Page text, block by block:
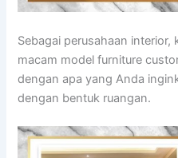
Sebagai perusahaan
macam model furniture
dengan apa yang Anda
dengan bentuk ruangan.